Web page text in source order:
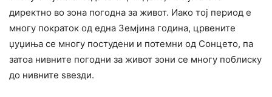
директно во зона погодна за живот. Иако тој период е
многу пократок од една Земјина година, црвените
џуџиња се многу постудени и потемни од Сонцето, па
затоа нивните погодни за живот зони се многу поблиску
до нивните ѕвезди.